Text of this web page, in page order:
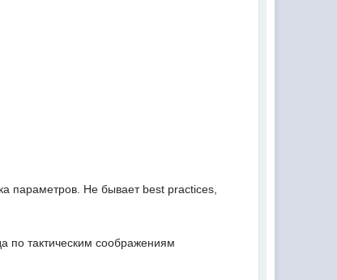
параметров. Не бывает best practices,
по тактическим соображениям